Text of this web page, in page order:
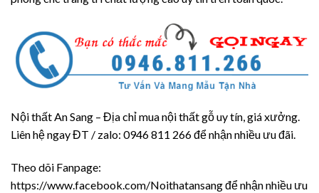
Nội thất An Sang – Địa chỉ mua nội thất gỗ uy tín, giá xưởng.
Liên hệ ngay ĐT / zalo: 0946 811 266 để nhận nhiều ưu đãi.
Theo dõi Fanpage:
https://www.facebook.com/Noithatansang để nhận nhiều ưu